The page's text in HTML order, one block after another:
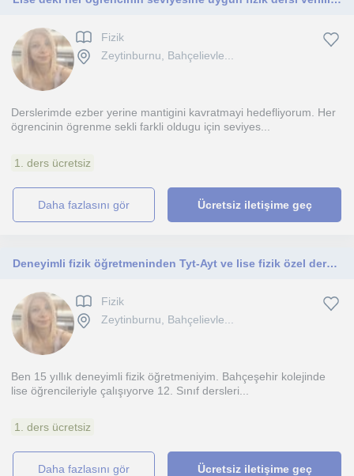
Fizik
Zeytinburnu, Bahçelievle...
Derslerimde ezber yerine mantigini kavratmayi hedefliyorum. Her
ögrencinin ögrenme sekli farkli oldugu için seviyes...
1. ders ücretsiz
daha fazlasını gör Ücretsiz iletişime geç
Deneyimli fizik öğretmeninden Tyt-Ayt ve lise fizik özel dersi verilir
Fizik
Zeytinburnu, Bahçelievle...
Ben 15 yıllık deneyimli fizik öğretmeniyim. Bahçeşehir kolejinde
lise öğrencileriyle çalışıyorve 12. Sınıf dersleri...
1. ders ücretsiz
daha fazlasını gör Ücretsiz iletişime geç